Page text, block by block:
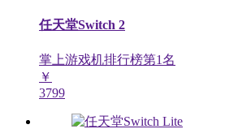
任天堂Switch 2
掌上游戏机排行榜第1名
￥
3799